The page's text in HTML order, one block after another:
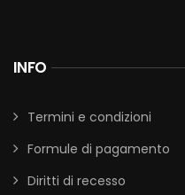
INFO
Termini e condizioni
Formule di pagamento
Diritti di recesso